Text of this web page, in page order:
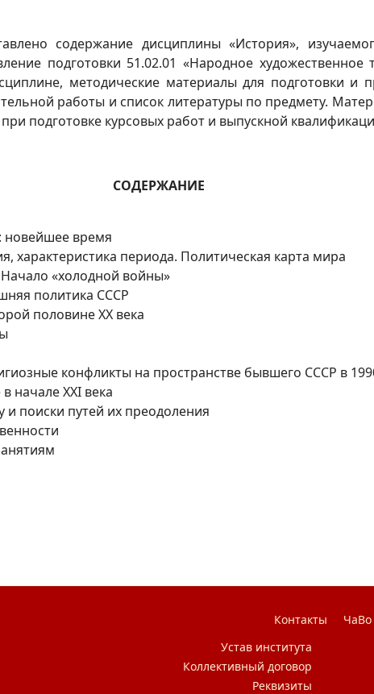
содержание дисциплины «История»,
подготовки 51.02.01 «Народное
методические материалы для подготовки и
работы и список литературы по предмету.
подготовке курсовых работ и выпускной
СОДЕРЖАНИЕ
новейшее время
характеристика периода. Политическая карта мира
«холодной войны»
политика СССР
половине XX века
конфликты на пространстве бывшего СССР в
начале XXI века
и поиски путей их преодоления
Контакты ЧаВо
Устав института
Коллективный договор
Реквизиты